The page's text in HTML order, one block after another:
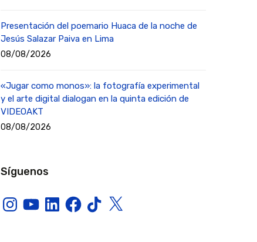
Presentación del poemario Huaca de la noche de
Jesús Salazar Paiva en Lima
08/08/2026
«Jugar como monos»: la fotografía experimental
y el arte digital dialogan en la quinta edición de
VIDEOAKT
08/08/2026
Síguenos
InstagramYouTubeLinkedInFacebook
TikTokX